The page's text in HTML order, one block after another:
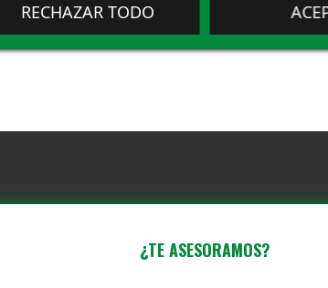
RECHAZAR TODO
¿TE ASESORAMOS?